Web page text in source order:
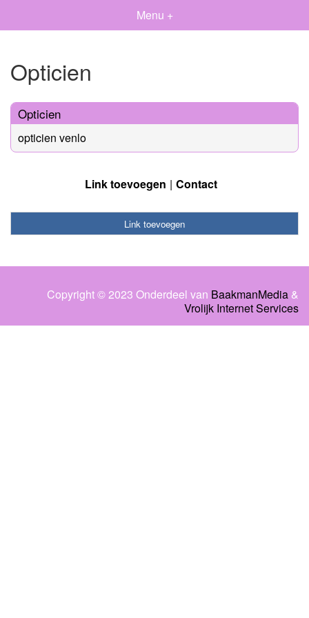
Menu +
Opticien
Opticien
opticien venlo
Link toevoegen Contact
Link toevoegen
Copyright © 2023 Onderdeel van BaakmanMedia &
Vrolijk Internet Services